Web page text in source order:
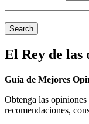
Search
El Rey de las
Guía de Mejores
Obtenga las
recomendaciones,